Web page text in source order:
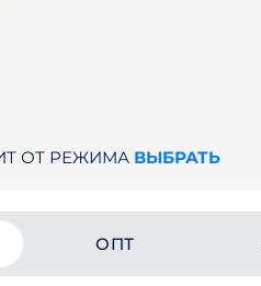
ОТ РЕЖИМА ВЫБРАТЬ
ОПТ